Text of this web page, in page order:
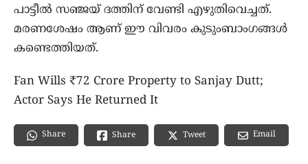
പാട്ടീൽ സഞ്ജയ് ദത്തിന് വേണ്ടി എഴുതിവെച്ചത്.
മരണശേഷം ആണ് ഈ വിവരം കുടുംബാംഗങ്ങൾ
കണ്ടെത്തിയത്.
Fan Wills ₹72 Crore Property to Sanjay Dutt;
Actor Says He Returned It
Share Share Tweet Email